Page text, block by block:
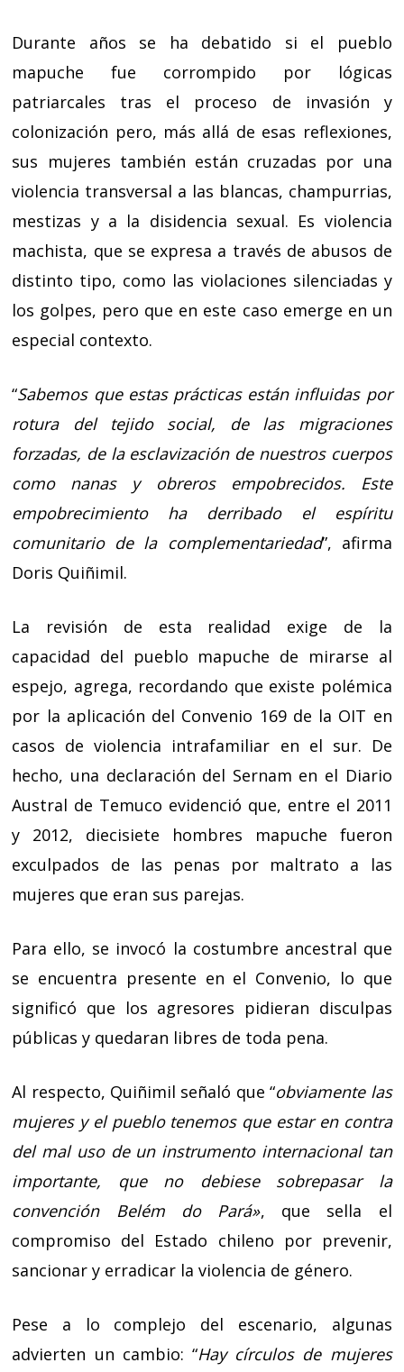
Durante años se ha debatido si el pueblo
mapuche fue corrompido por lógicas
patriarcales tras el proceso de invasión y
colonización pero, más allá de esas reflexiones,
sus mujeres también están cruzadas por una
violencia transversal a las blancas, champurrias,
mestizas y a la disidencia sexual. Es violencia
machista, que se expresa a través de abusos de
distinto tipo, como las violaciones silenciadas y
los golpes, pero que en este caso emerge en un
especial contexto.
“Sabemos que estas prácticas están influidas por
rotura del tejido social, de las migraciones
forzadas, de la esclavización de nuestros cuerpos
como nanas y obreros empobrecidos. Este
empobrecimiento ha derribado el espíritu
comunitario de la complementariedad”, afirma
Doris Quiñimil.
La revisión de esta realidad exige de la
capacidad del pueblo mapuche de mirarse al
espejo, agrega, recordando que existe polémica
por la aplicación del Convenio 169 de la OIT en
casos de violencia intrafamiliar en el sur. De
hecho, una declaración del Sernam en el Diario
Austral de Temuco evidenció que, entre el 2011
y 2012, diecisiete hombres mapuche fueron
exculpados de las penas por maltrato a las
mujeres que eran sus parejas.
Para ello, se invocó la costumbre ancestral que
se encuentra presente en el Convenio, lo que
significó que los agresores pidieran disculpas
públicas y quedaran libres de toda pena.
Al respecto, Quiñimil señaló que “obviamente las
mujeres y el pueblo tenemos que estar en contra
del mal uso de un instrumento internacional tan
importante, que no debiese sobrepasar la
convención Belém do Pará», que sella el
compromiso del Estado chileno por prevenir,
sancionar y erradicar la violencia de género.
Pese a lo complejo del escenario, algunas
advierten un cambio: “Hay círculos de mujeres